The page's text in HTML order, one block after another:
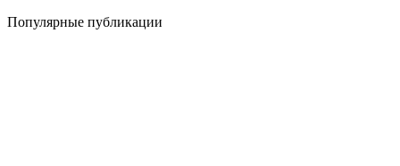
Популярные публикации